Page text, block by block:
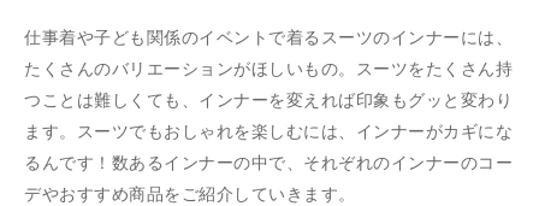
仕事着や子ども関係のイベントで着るスーツのインナーには、
たくさんのバリエーションがほしいもの。スーツをたくさん持
つことは難しくても、インナーを変えれば印象もグッと変わり
ます。スーツでもおしゃれを楽しむには、インナーがカギにな
るんです！数あるインナーの中で、それぞれのインナーのコー
デやおすすめ商品をご紹介していきます。